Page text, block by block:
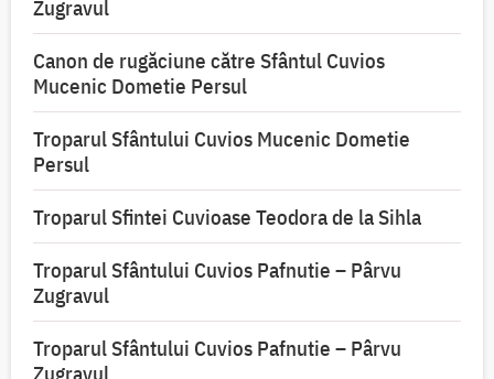
Zugravul
Canon de rugăciune către Sfântul Cuvios
Mucenic Dometie Persul
Troparul Sfântului Cuvios Mucenic Dometie
Persul
Troparul Sfintei Cuvioase Teodora de la Sihla
Troparul Sfântului Cuvios Pafnutie – Pârvu
Zugravul
Troparul Sfântului Cuvios Pafnutie – Pârvu